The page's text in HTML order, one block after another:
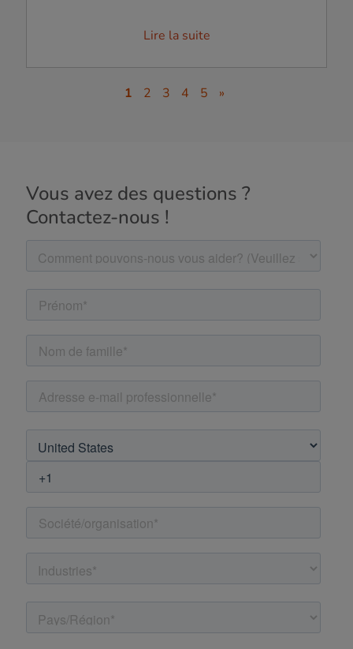
Lire la suite
1 2 3 4 5 »
Vous avez des questions ?
Contactez-nous !